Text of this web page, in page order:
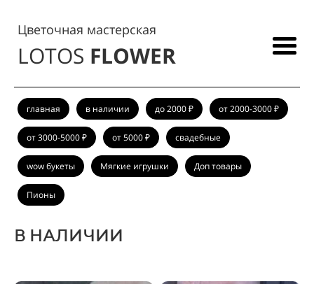
Цветочная мастерская
LOTOS FLOWER
главная в наличии до 2000 ₽ от 2000-3000 ₽
от 3000-5000 ₽ от 5000 ₽ свадебные
wow букеты Мягкие игрушки Доп товары
Пионы
В НАЛИЧИИ